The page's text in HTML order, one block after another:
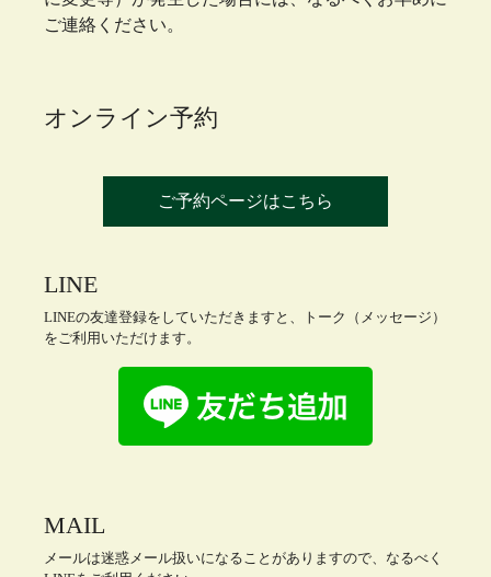
ご連絡ください。
オンライン予約
ご予約ページはこちら
LINE
LINEの友達登録をしていただきますと、トーク（メッセージ）
をご利用いただけます。
MAIL
メールは迷惑メール扱いになることがありますので、なるべく